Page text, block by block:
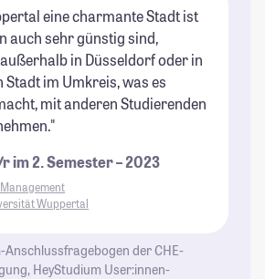
eine charmante Stadt ist
auch sehr günstig sind,
in Düsseldorf oder in
Stadt im Umkreis, was es
mit anderen Studierenden
im 2. Semester – 2023
Wuppertal
Anschlussfragebogen der CHE-
HeyStudium User:innen-